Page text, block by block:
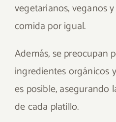
vegetarianos, veganos
comida por igual.
Además, se preocupan
ingredientes orgánicos
es posible, asegurando
de cada platillo.